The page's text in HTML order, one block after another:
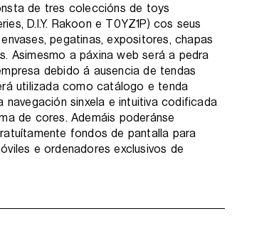
de tres coleccións de toys
D.I.Y. Rakoon e T0YZ1P) cos seus
pegatinas, expositores, chapas
Asimesmo a páxina web será a pedra
debido á ausencia de tendas
utilizada como catálogo e tenda
navegación sinxela e intuitiva codificada
de cores. Ademáis poderánse
fondos de pantalla para
e ordenadores exclusivos de